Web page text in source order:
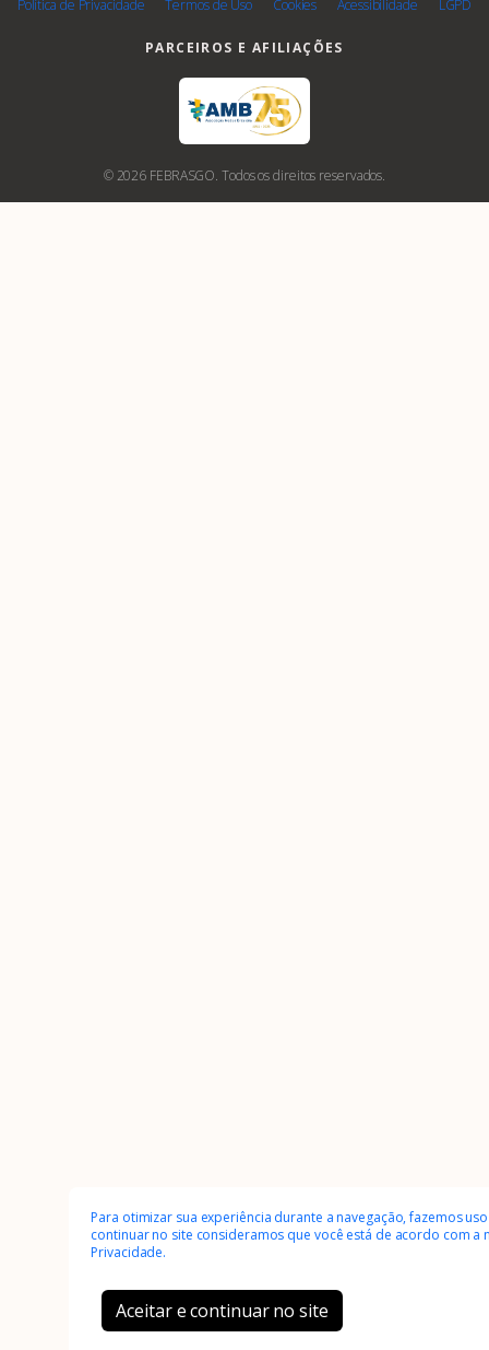
Política de Privacidade Termos de Uso Cookies Acessibilidade LGPD
PARCEIROS E AFILIAÇÕES
© 2026 FEBRASGO. Todos os direitos reservados.
Para otimizar sua experiência durante a navegação, fazemos
continuar no site consideramos que você está de acordo com a
Privacidade.
Aceitar e continuar no site